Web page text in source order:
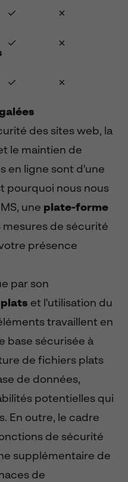
✓
✗
✓ ✗
✓ ✗
des sites web, la
le maintien de
en ligne sont d'une
pourquoi nous nous
une plate-forme
de sécurité
présence
par son
et l'utilisation du
travaillent en
base sécurisée à
de fichiers plats
de données,
potentielles qui
En outre, le cadre
de sécurité
supplémentaire de
de